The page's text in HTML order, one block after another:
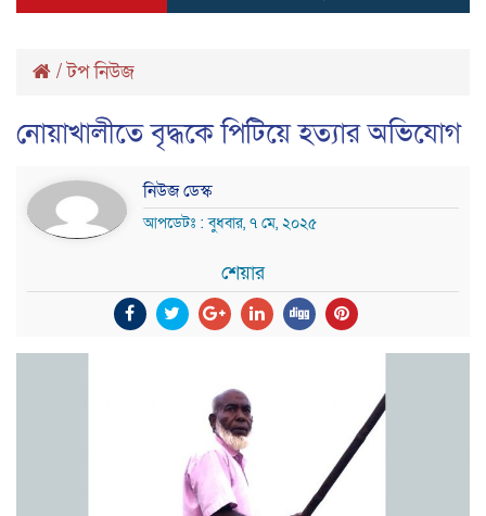
/টপ নিউজ
নোয়াখালীতে বৃদ্ধকে পিটিয়ে হত্যার অভিযোগ
নিউজ ডেস্ক
আপডেটঃ : বুধবার, ৭ মে, ২০২৫
শেয়ার